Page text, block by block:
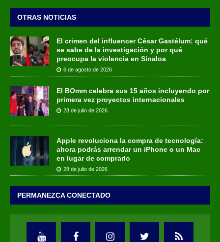
OTRAS NOTICIAS
El crimen del influencer César Gastélum: qué
se sabe de la investigación y por qué
preocupa la violencia en Sinaloa
6 de agosto de 2026
El BOmm celebra sus 15 años incluyendo por
primera vez proyectos internacionales
28 de julio de 2026
Apple revoluciona la compra de tecnología:
ahora podrás arrendar un iPhone o un Mac
en lugar de comprarlo
28 de julio de 2026
PERMANEZCA CONECTADO